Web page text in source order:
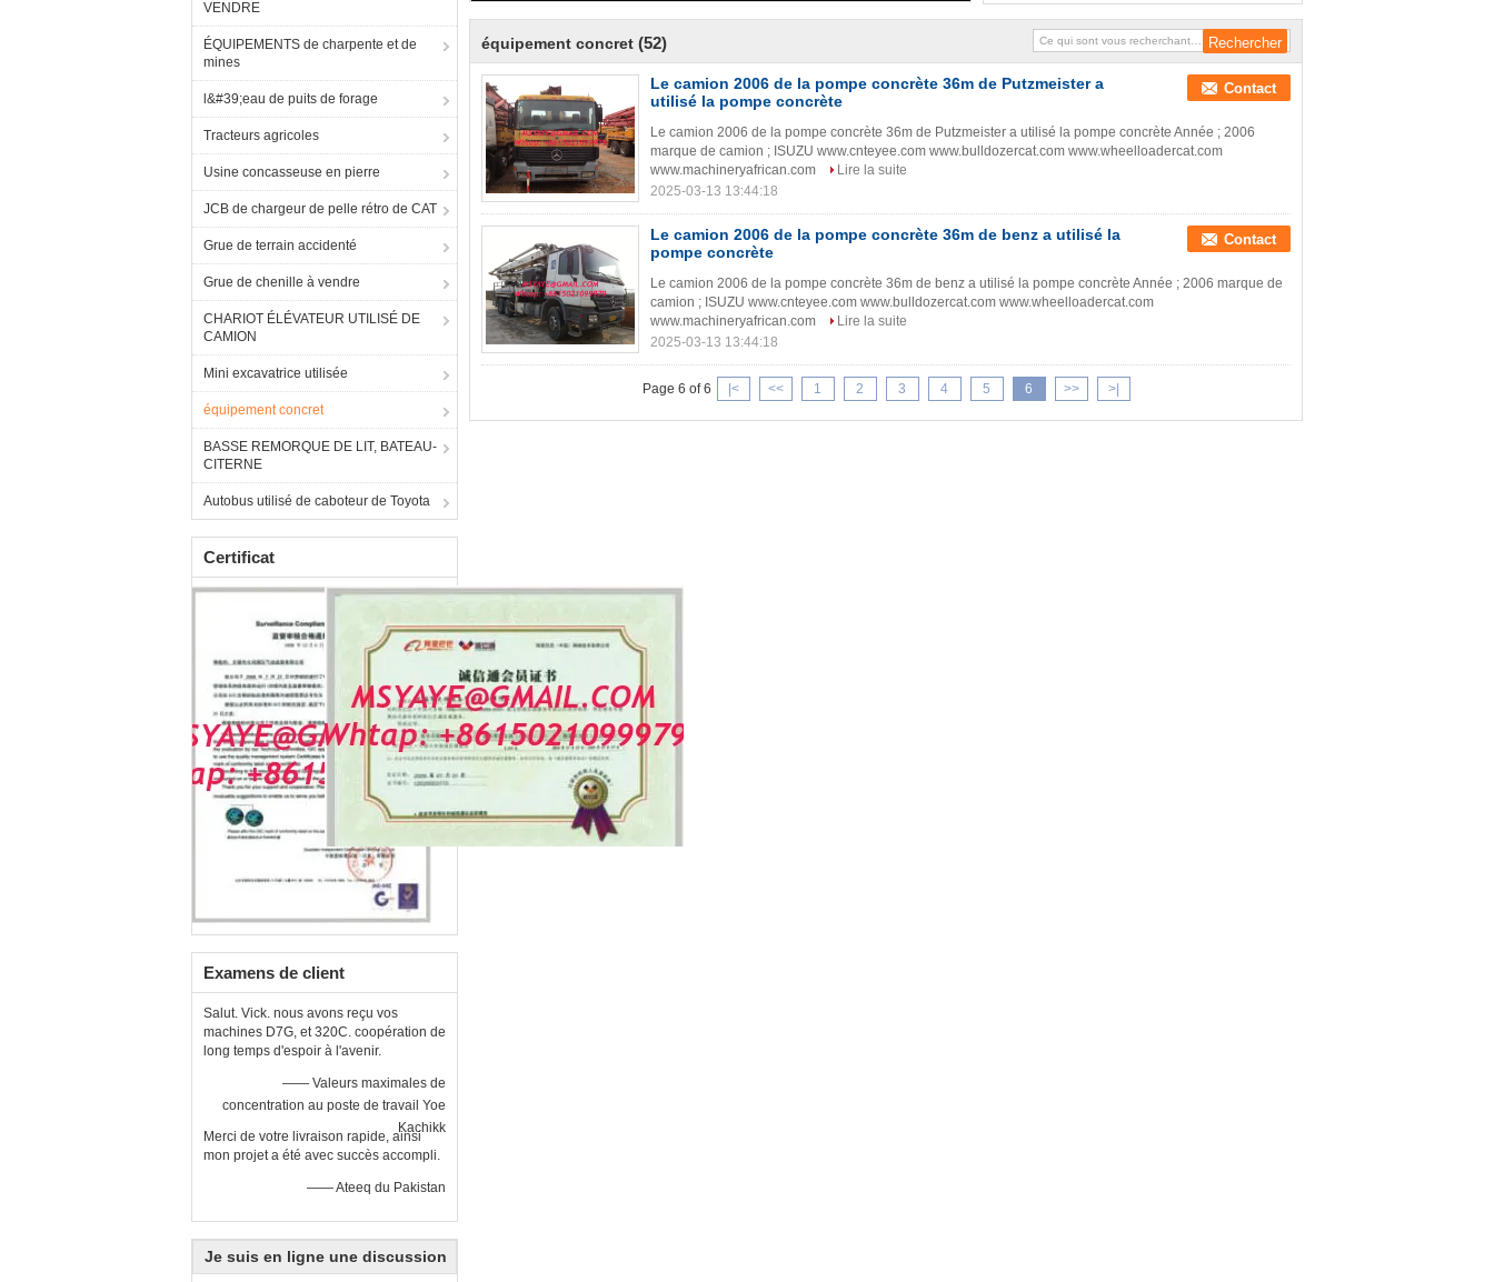
VENDRE
ÉQUIPEMENTS de charpente et de
mines
l&#39;eau de puits de forage
Tracteurs agricoles
Usine concasseuse en pierre
JCB de chargeur de pelle rétro de CAT
Grue de terrain accidenté
Grue de chenille à vendre
CHARIOT ÉLÉVATEUR UTILISÉ DE
CAMION
Mini excavatrice utilisée
équipement concret
BASSE REMORQUE DE LIT, BATEAU-
CITERNE
Autobus utilisé de caboteur de Toyota
Certificat
Examens de client
Salut. Vick. nous avons reçu vos
machines D7G, et 320C. coopération de
long temps d'espoir à l'avenir.
—— Valeurs maximales de
concentration au poste de travail Yoe
Kachikk
Merci de votre livraison rapide, ainsi
mon projet a été avec succès accompli.
—— Ateeq du Pakistan
Je suis en ligne une discussion
concret de camion de monticule de la
Chine
équipement concret (52)
Le camion 2006 de la pompe concrète 36m de Putzmeister a
utilisé la pompe concrète
Contact
Le camion 2006 de la pompe concrète 36m de Putzmeister a utilisé la pompe concrète Année ; 2006
marque de camion ; ISUZU www.cnteyee.com www.bulldozercat.com www.wheelloadercat.com
www.machineryafrican.com
Lire la suite
2025-03-13 13:44:18
Le camion 2006 de la pompe concrète 36m de benz a utilisé la
pompe concrète
Contact
Le camion 2006 de la pompe concrète 36m de benz a utilisé la pompe concrète Année ; 2006 marque de
camion ; ISUZU www.cnteyee.com www.bulldozercat.com www.wheelloadercat.com
www.machineryafrican.com
Lire la suite
2025-03-13 13:44:18
Page 6 of 6 |< << 1 2 3 4 5 6 >> >|